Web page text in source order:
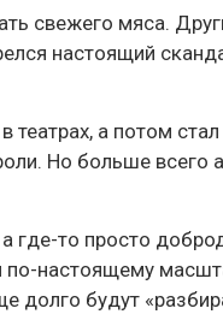
свежего мяса.
настоящий
театрах, а потом
Но больше всего
где-то просто
по-настоящему
долго будут